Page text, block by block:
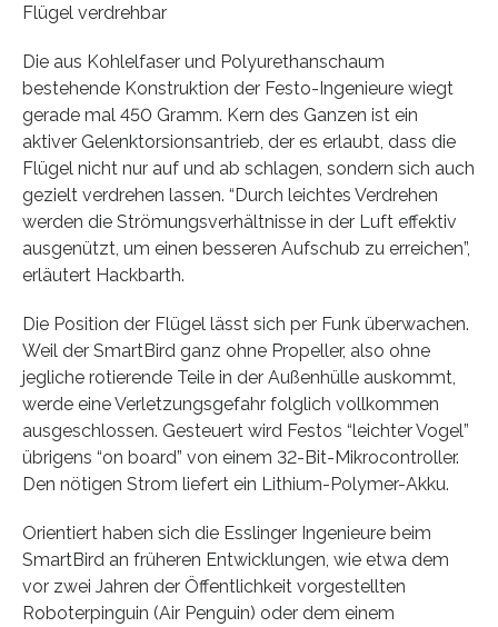
Flügel verdrehbar
Die aus Kohlelfaser und Polyurethanschaum
bestehende Konstruktion der Festo-Ingenieure wiegt
gerade mal 450 Gramm. Kern des Ganzen ist ein
aktiver Gelenktorsionsantrieb, der es erlaubt, dass die
Flügel nicht nur auf und ab schlagen, sondern sich auch
gezielt verdrehen lassen. “Durch leichtes Verdrehen
werden die Strömungsverhältnisse in der Luft effektiv
ausgenützt, um einen besseren Aufschub zu erreichen”,
erläutert Hackbarth.
Die Position der Flügel lässt sich per Funk überwachen.
Weil der SmartBird ganz ohne Propeller, also ohne
jegliche rotierende Teile in der Außenhülle auskommt,
werde eine Verletzungsgefahr folglich vollkommen
ausgeschlossen. Gesteuert wird Festos “leichter Vogel”
übrigens “on board” von einem 32-Bit-Mikrocontroller.
Den nötigen Strom liefert ein Lithium-Polymer-Akku.
Orientiert haben sich die Esslinger Ingenieure beim
SmartBird an früheren Entwicklungen, wie etwa dem
vor zwei Jahren der Öffentlichkeit vorgestellten
Roboterpinguin (Air Penguin) oder dem einem